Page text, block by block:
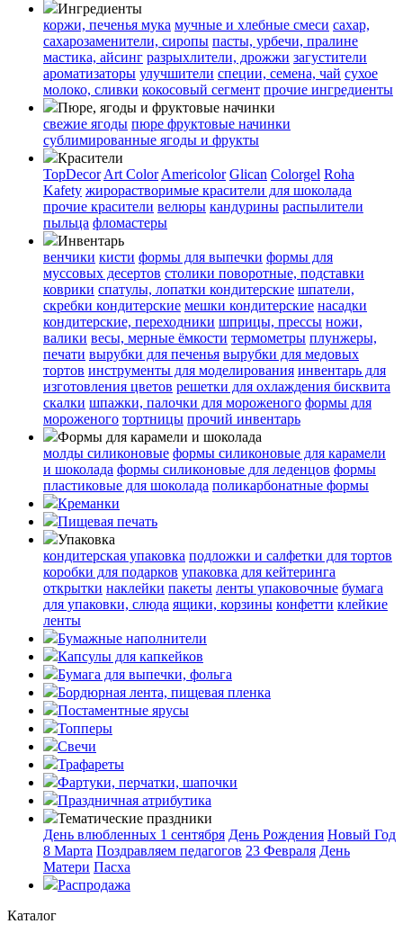
Ингредиенты
коржи, печенья мука мучные и хлебные смеси сахар,
сахарозаменители, сиропы пасты, урбечи, пралине
мастика, айсинг разрыхлители, дрожжи загустители
ароматизаторы улучшители специи, семена, чай сухое
молоко, сливки кокосовый сегмент прочие ингредиенты
Пюре, ягоды и фруктовые начинки
свежие ягоды пюре фруктовые начинки
сублимированные ягоды и фрукты
Красители
TopDecor Art Color Americolor Glican Colorgel Roha
Kafety жирорастворимые красители для шоколада
прочие красители велюры кандурины распылители
пыльца фломастеры
Инвентарь
венчики кисти формы для выпечки формы для
муссовых десертов столики поворотные, подставки
коврики cпатулы, лопатки кондитерские шпатели,
скребки кондитерские мешки кондитерские насадки
кондитерские, переходники шприцы, прессы ножи,
валики весы, мерные ёмкости термометры плунжеры,
печати вырубки для печенья вырубки для медовых
тортов инструменты для моделирования инвентарь для
изготовления цветов решетки для охлаждения бисквита
скалки шпажки, палочки для мороженого формы для
мороженого тортницы прочий инвентарь
Формы для карамели и шоколада
молды силиконовые формы силиконовые для карамели
и шоколада формы силиконовые для леденцов формы
пластиковые для шоколада поликарбонатные формы
Креманки
Пищевая печать
Упаковка
кондитерская упаковка подложки и салфетки для тортов
коробки для подарков упаковка для кейтеринга
открытки наклейки пакеты ленты упаковочные бумага
для упаковки, слюда ящики, корзины конфетти клейкие
ленты
Бумажные наполнители
Капсулы для капкейков
Бумага для выпечки, фольга
Бордюрная лента, пищевая пленка
Постаментные ярусы
Топперы
Свечи
Трафареты
Фартуки, перчатки, шапочки
Праздничная атрибутика
Тематические праздники
День влюбленных 1 сентября День Рождения Новый Год
8 Марта Поздравляем педагогов 23 Февраля День
Матери Пасха
Распродажа
Каталог